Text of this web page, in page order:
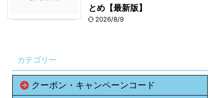
とめ【最新版】
2026/8/9
カテゴリー
クーポン・キャンペーンコード